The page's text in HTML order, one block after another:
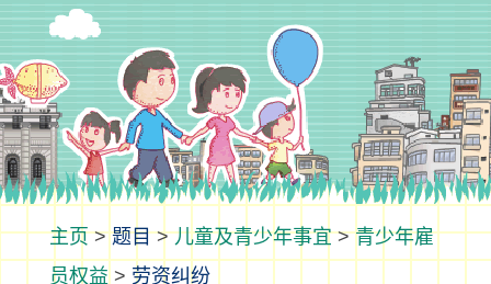
>题目>儿童及青少年事宜>青少年雇
员权益 > 劳资纠纷